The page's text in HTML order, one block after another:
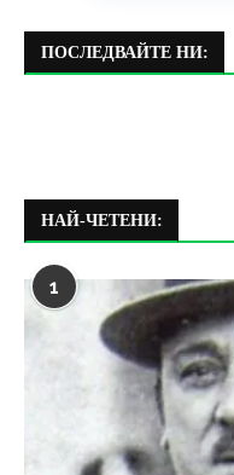
ПОСЛЕДВАЙТЕ НИ:
НАЙ-ЧЕТЕНИ:
1